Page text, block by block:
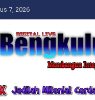
7, 2026